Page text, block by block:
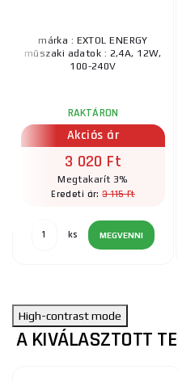
márka : EXTOL ENERGY
műszaki adatok : 2,4A, 12W,
100-240V
RAKTÁRON
Akciós ár
3 020 Ft
Megtakarít 3%
Eredeti ár:3 115 Ft
ks MEGVENNI
High-contrast mode
A KIVÁLASZTOTT